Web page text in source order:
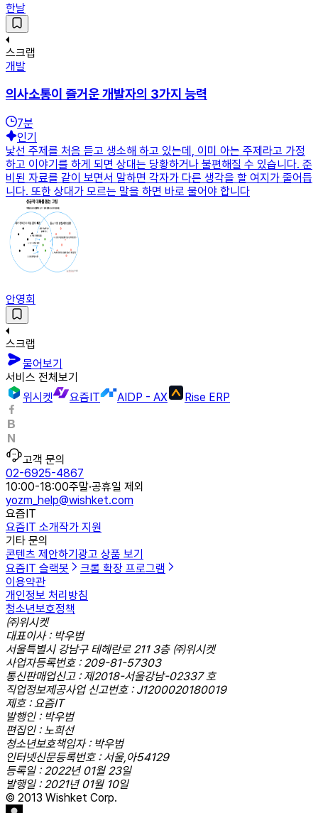
한날
스크랩
개발
의사소통이 즐거운 개발자의 3가지 능력
7분
인기
낯선 주제를 처음 듣고 생소해 하고 있는데, 이미 아는 주제라고 가정
하고 이야기를 하게 되면 상대는 당황하거나 불편해질 수 있습니다. 준
비된 자료를 같이 보면서 말하면 각자가 다른 생각을 할 여지가 줄어듭
니다. 또한 상대가 모르는 말을 하면 바로 물어야 합니다
안영회
스크랩
물어보기
서비스 전체보기
위시켓
요즘IT AIDP - AX Rise ERP
고객 문의
02-6925-4867
10:00-18:00주말·공휴일 제외
yozm_help@wishket.com
요즘IT
요즘IT 소개작가 지원
기타 문의
콘텐츠 제안하기 광고 상품 보기
요즘IT 슬랙봇
크롬 확장 프로그램
이용약관
개인정보 처리방침
청소년보호정책
㈜위시켓
대표이사 : 박우범
서울특별시 강남구 테헤란로 211 3층 ㈜위시켓
사업자등록번호 : 209-81-57303
통신판매업신고 : 제2018-서울강남-02337 호
직업정보제공사업 신고번호 : J1200020180019
제호 : 요즘IT
발행인 : 박우범
편집인 : 노희선
청소년보호책임자 : 박우범
인터넷신문등록번호 : 서울,아54129
등록일 : 2022년 01월 23일
발행일 : 2021년 01월 10일
© 2013 Wishket Corp.